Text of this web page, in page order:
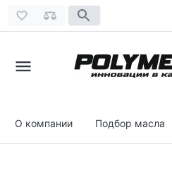
О компании Подбор масла